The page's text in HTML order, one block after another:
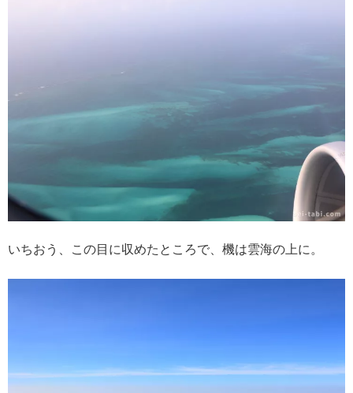
いちおう、この目に収めたところで、機は雲海の上に。